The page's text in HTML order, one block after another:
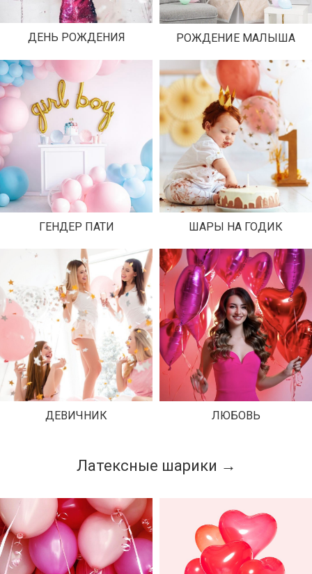
ДЕНЬ РОЖДЕНИЯ РОЖДЕНИЕ МАЛЫША
ГЕНДЕР ПАТИ ШАРЫ НА ГОДИК
ДЕВИЧНИК ЛЮБОВЬ
Латексные шарики →